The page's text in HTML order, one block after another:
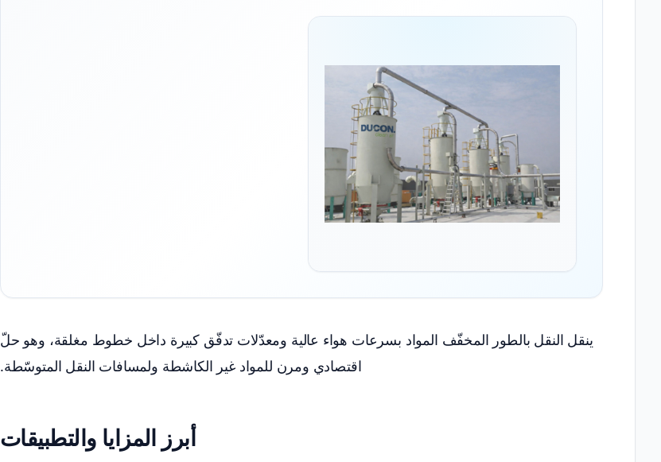
ينقل النقل بالطور المخفّف المواد بسرعات هواء عالية ومعدّلات تدفّق كبيرة داخل خطوط مغلقة، وهو حلّ
اقتصادي ومرن للمواد غير الكاشطة ولمسافات النقل المتوسّطة.
أبرز المزايا والتطبيقات